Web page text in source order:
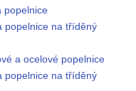
popelnice
popelnice na tříděný
a ocelové popelnice
popelnice na tříděný